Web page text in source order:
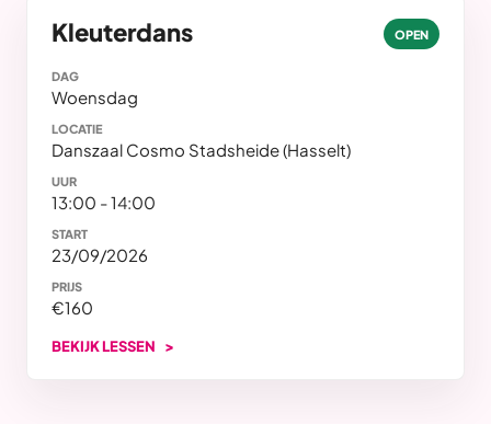
Kleuterdans OPEN
DAG
Woensdag
LOCATIE
Danszaal Cosmo Stadsheide (Hasselt)
UUR
13:00 - 14:00
START
23/09/2026
PRIJS
€160
BEKIJK LESSEN